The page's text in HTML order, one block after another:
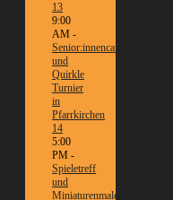
13
9:00
AM -
Senior:innencafé
und
Quirkle
Turnier
in
Pfarrkirchen
14
5:00
PM -
Spieletreff
und
Miniaturenmalen/Tabletop